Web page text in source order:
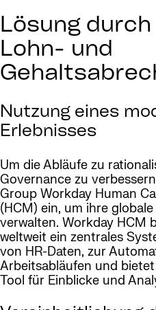
Lösung durch
Lohn- und
Nutzung eines
Erlebnisses
Um die Abläufe zu
Governance zu
Group Workday Human
(HCM) ein, um ihre
verwalten. Workday HCM
weltweit ein zentrales
von HR-Daten, zur
Arbeitsabläufen und
Tool für Einblicke und